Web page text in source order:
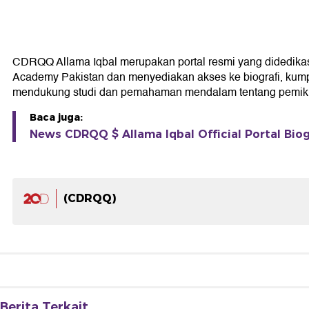
CDRQQ Allama Iqbal merupakan portal resmi yang
Academy Pakistan dan menyediakan akses ke biografi,
mendukung studi dan pemahaman mendalam tentang
Baca juga:
News CDRQQ $ Allama Iqbal Official Portal
(CDRQQ)